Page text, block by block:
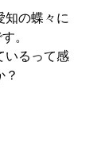
知の蝶々に
。
いるって感
？